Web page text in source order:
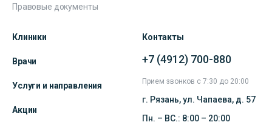
Правовые документы
Клиники
Врачи
Услуги и направления
Акции
Контакты
+7 (4912) 700-880
Прием звонков с 7:30 до 20:00
г. Рязань, ул. Чапаева, д. 57
Пн. – ВС.: 8:00 – 20:00